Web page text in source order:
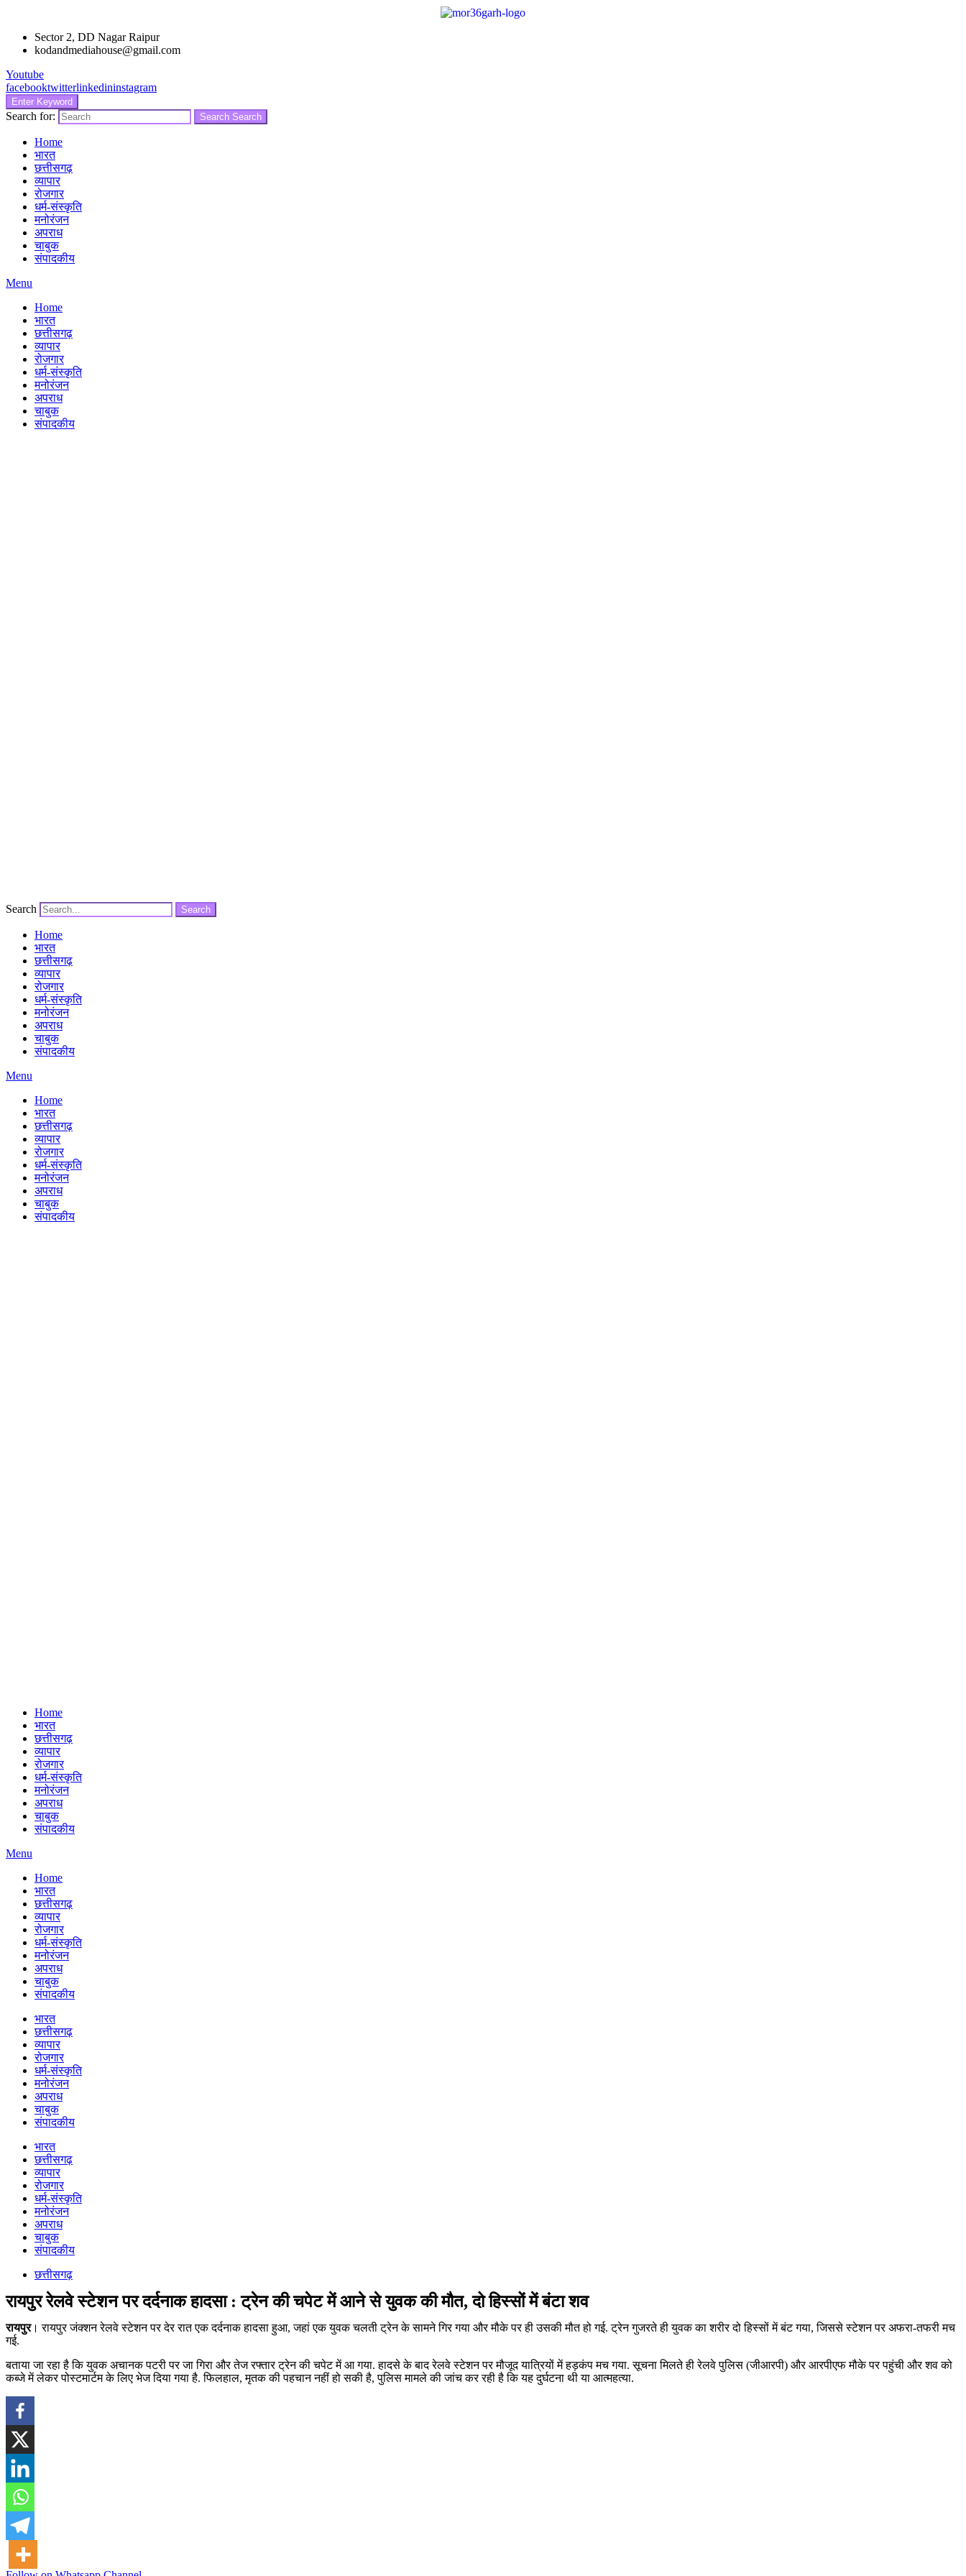
Sector 2, DD Nagar Raipur
kodandmediahouse@gmail.com
Youtube
facebooktwitterlinkedininstagram
Enter Keyword
Search for: Search Search
Home
भारत
छत्तीसगढ़
व्यापार
रोजगार
धर्म-संस्कृति
मनोरंजन
अपराध
चाबुक
संपादकीय
Menu
Home
भारत
छत्तीसगढ़
व्यापार
रोजगार
धर्म-संस्कृति
मनोरंजन
अपराध
चाबुक
संपादकीय
Search Search
Home
भारत
छत्तीसगढ़
व्यापार
रोजगार
धर्म-संस्कृति
मनोरंजन
अपराध
चाबुक
संपादकीय
Menu
Home
भारत
छत्तीसगढ़
व्यापार
रोजगार
धर्म-संस्कृति
मनोरंजन
अपराध
चाबुक
संपादकीय
Home
भारत
छत्तीसगढ़
व्यापार
रोजगार
धर्म-संस्कृति
मनोरंजन
अपराध
चाबुक
संपादकीय
Menu
Home
भारत
छत्तीसगढ़
व्यापार
रोजगार
धर्म-संस्कृति
मनोरंजन
अपराध
चाबुक
संपादकीय
भारत
छत्तीसगढ़
व्यापार
रोजगार
धर्म-संस्कृति
मनोरंजन
अपराध
चाबुक
संपादकीय
भारत
छत्तीसगढ़
व्यापार
रोजगार
धर्म-संस्कृति
मनोरंजन
अपराध
चाबुक
संपादकीय
छत्तीसगढ़
रायपुर रेलवे स्टेशन पर दर्दनाक हादसा : ट्रेन की चपेट में आने से युवक की मौत, दो हिस्सों में बंटा शव
रायपुर। रायपुर जंक्शन रेलवे स्टेशन पर देर रात एक दर्दनाक हादसा हुआ, जहां एक युवक चलती ट्रेन के सामने गिर गया और मौके पर ही उसकी मौत हो गई. ट्रेन गुजरते ही युवक का शरीर दो हिस्सों में बंट गया, जिससे स्टेशन पर अफरा-तफरी मच
गई.
बताया जा रहा है कि युवक अचानक पटरी पर जा गिरा और तेज रफ्तार ट्रेन की चपेट में आ गया. हादसे के बाद रेलवे स्टेशन पर मौजूद यात्रियों में हड़कंप मच गया. सूचना मिलते ही रेलवे पुलिस (जीआरपी) और आरपीएफ मौके पर पहुंची और शव को
कब्जे में लेकर पोस्टमार्टम के लिए भेज दिया गया है. फिलहाल, मृतक की पहचान नहीं हो सकी है, पुलिस मामले की जांच कर रही है कि यह दुर्घटना थी या आत्महत्या.